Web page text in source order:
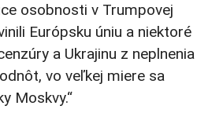
osobnosti v Trumpovej
Európsku úniu a niektoré
a Ukrajinu z neplnenia
vo veľkej miere sa
Moskvy.“